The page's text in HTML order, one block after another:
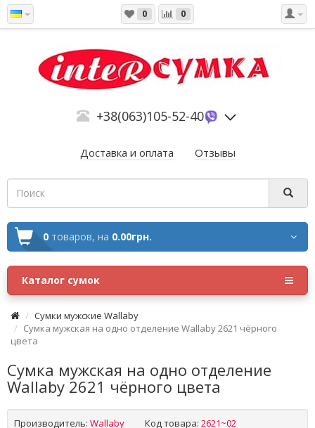
0 0
+38(063)105-52-40
Доставка и оплата Отзывы
0 товаров, на 0.00грн.
Каталог сумок
Cумки мужские Wallaby
Сумка мужская на одно отделение Wallaby 2621 чёрного
цвета
Сумка мужская на одно отделение
Wallaby 2621 чёрного цвета
Производитель: Wallaby Код товара: 2621~02